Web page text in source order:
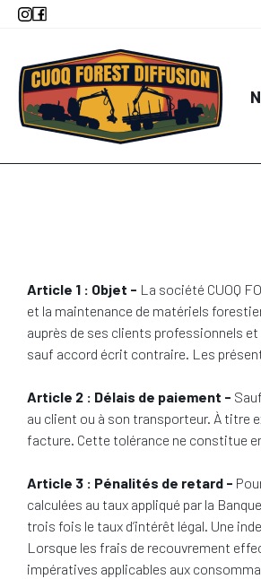
Aller
principal
Article 1 : Objet - La société CUOQ
et la maintenance de matériels
auprès de ses clients professionnels
sauf accord écrit contraire. Les
Article 2 : Délais de paiement -
au client ou à son transporteur. À titre
facture. Cette tolérance ne constitue
Article 3 : Pénalités de retard -
calculées au taux appliqué par la
trois fois le taux d’intérêt légal. Une
Lorsque les frais de recouvrement
impératives applicables aux